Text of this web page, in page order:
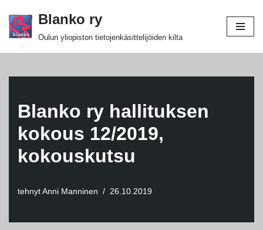
Siirry
Blanko ry
Oulun yliopiston tietojenkäsittelijöiden kilta
Blanko ry hallituksen
kokous 12/2019,
kokouskutsu
tehnyt Anni Manninen 26.10.2019